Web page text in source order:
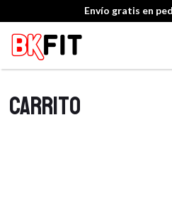
Envío gratis en
Carrito